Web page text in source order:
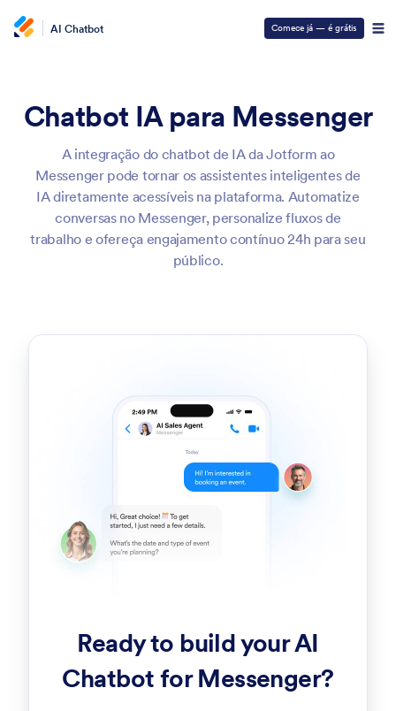
AI Chatbot Comece já — é grátis
Chatbot IA para Messenger
A integração do chatbot de IA da Jotform ao
Messenger pode tornar os assistentes inteligentes de
IA diretamente acessíveis na plataforma. Automatize
conversas no Messenger, personalize fluxos de
trabalho e ofereça engajamento contínuo 24h para seu
público.
Ready to build your AI
Chatbot for Messenger?